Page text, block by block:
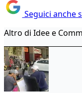
Seguici anche
Altro di Idee e